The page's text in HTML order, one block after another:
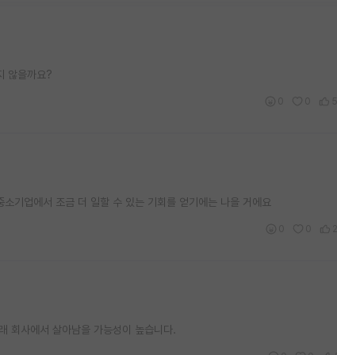
않을까요?
기업에서 조금 더 일할 수 있는 기회를 얻기에는 나을 거에요
회사에서 살아남을 가능성이 높습니다.